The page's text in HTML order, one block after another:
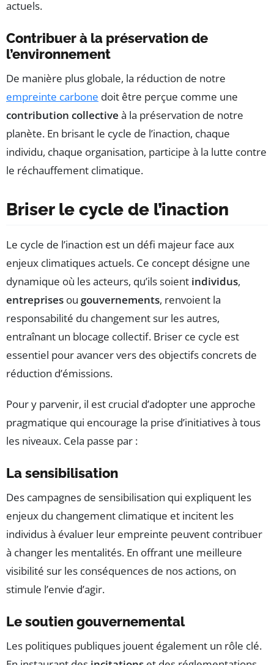
actuels.
Contribuer à la préservation de
l’environnement
De manière plus globale, la réduction de notre
empreinte carbone doit être perçue comme une
contribution collective à la préservation de notre
planète. En brisant le cycle de l’inaction, chaque
individu, chaque organisation, participe à la lutte contre
le réchauffement climatique.
Briser le cycle de l’inaction
Le cycle de l’inaction est un défi majeur face aux
enjeux climatiques actuels. Ce concept désigne une
dynamique où les acteurs, qu’ils soient individus,
entreprises ou gouvernements, renvoient la
responsabilité du changement sur les autres,
entraînant un blocage collectif. Briser ce cycle est
essentiel pour avancer vers des objectifs concrets de
réduction d’émissions.
Pour y parvenir, il est crucial d’adopter une approche
pragmatique qui encourage la prise d’initiatives à tous
les niveaux. Cela passe par :
La sensibilisation
Des campagnes de sensibilisation qui expliquent les
enjeux du changement climatique et incitent les
individus à évaluer leur empreinte peuvent contribuer
à changer les mentalités. En offrant une meilleure
visibilité sur les conséquences de nos actions, on
stimule l’envie d’agir.
Le soutien gouvernemental
Les politiques publiques jouent également un rôle clé.